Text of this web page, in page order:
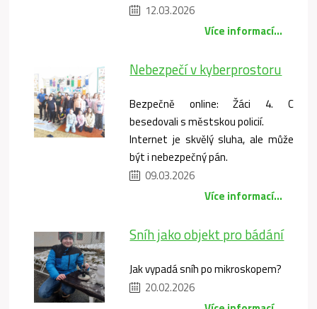
12.03.2026
Více informací...
Nebezpečí v kyberprostoru
Bezpečně online: Žáci 4. C
besedovali s městskou policií.
Internet je skvělý sluha, ale může
být i nebezpečný pán.
09.03.2026
Více informací...
Sníh jako objekt pro bádání
Jak vypadá sníh po mikroskopem?
20.02.2026